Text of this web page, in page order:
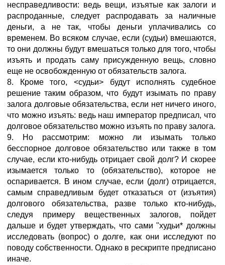
несправедливости: ведь вещи, изъятые как залоги и
распроданные, следует распродавать за наличные
деньги, а не так, чтобы деньги уплачивались со
временем. Во всяком случае, если (судьи) вмешаются,
то они должны будут вмешаться только для того, чтобы
изъять и продать саму присужденную вещь, словно
еще не освобожденную от обязательств залога.
8. Кроме того, <судьи> будут исполнять судебное
решение таким образом, что будут изымать по праву
залога долговые обязательства, если нет ничего иного,
что можно изъять: ведь наш император предписал, что
долговое обязательство можно изъять по праву залога.
9. Но рассмотрим: можно ли изымать только
бесспорное долговое обязательство или также в том
случае, если кто-нибудь отрицает свой долг? И скорее
изымается только то (обязательство), которое не
оспаривается. В ином случае, если (долг) отрицается,
самым справедливым будет отказаться от (изъятия)
долгового обязательства, разве только кто-нибудь,
следуя примеру вещественных залогов, пойдет
дальше и будет утверждать, что сами "худьи* должны
исследовать (вопрос) о долге, как они исследуют по
поводу собственности. Однако в рескрипте предписано
иначе.